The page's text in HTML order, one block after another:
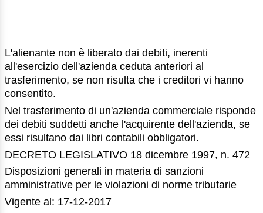
L'alienante non è liberato dai debiti, inerenti
all'esercizio dell'azienda ceduta anteriori al
trasferimento, se non risulta che i creditori vi hanno
consentito.
Nel trasferimento di un'azienda commerciale risponde
dei debiti suddetti anche l'acquirente dell'azienda, se
essi risultano dai libri contabili obbligatori.
DECRETO LEGISLATIVO 18 dicembre 1997, n. 472
Disposizioni generali in materia di sanzioni
amministrative per le violazioni di norme tributarie
Vigente al: 17-12-2017